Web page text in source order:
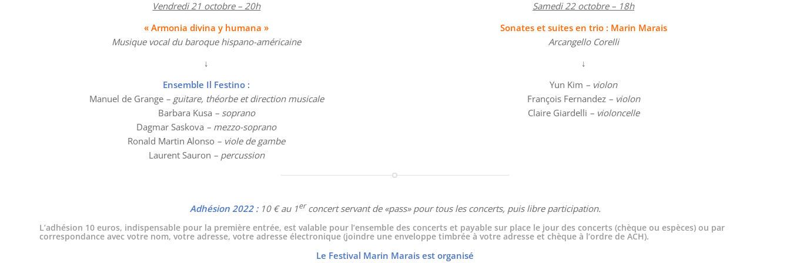
Vendredi 21 octobre – 20h
« Armonia divina y humana »
Musique vocal du baroque hispano-américaine
↓
Ensemble Il Festino :
Manuel de Grange – guitare, théorbe et direction musicale
Barbara Kusa – soprano
Dagmar Saskova – mezzo-soprano
Ronald Martin Alonso – viole de gambe
Laurent Sauron – percussion
Samedi 22 octobre – 18h
Sonates et suites en trio : Marin Marais
Arcangello Corelli
↓
Yun Kim – violon
François Fernandez – violon
Claire Giardelli – violoncelle
Adhésion 2022 :10 € au 1erconcert servant de «pass» pour tous les concerts, puis libre participation.
L’adhésion 10 euros, indispensable pour la première entrée, est valable pour l’ensemble des concerts et payable sur place le jour des concerts (chèque ou espèces) ou par
correspondance avec votre nom, votre adresse, votre adresse électronique (joindre une enveloppe timbrée à votre adresse et chèque à l’ordre de ACH).
Le Festival Marin Marais est organisé